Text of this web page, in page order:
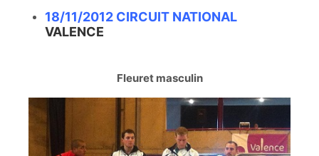
18/11/2012 CIRCUIT NATIONAL
VALENCE
Fleuret masculin